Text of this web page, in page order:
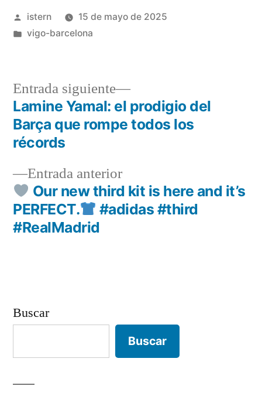
Publicado
por
istern
15 de mayo de 2025
Publicado
vigo-barcelona
Navegación
de
entradas
Entrada anteriorEntrada
anterior:
Our new third kit is here and it’s
PERFECT.
#adidas #third
#RealMadrid
Entrada siguiente
Entrada
siguiente:
Lamine Yamal: el prodigio del
Barça que rompe todos los
récords
Buscar
Buscar